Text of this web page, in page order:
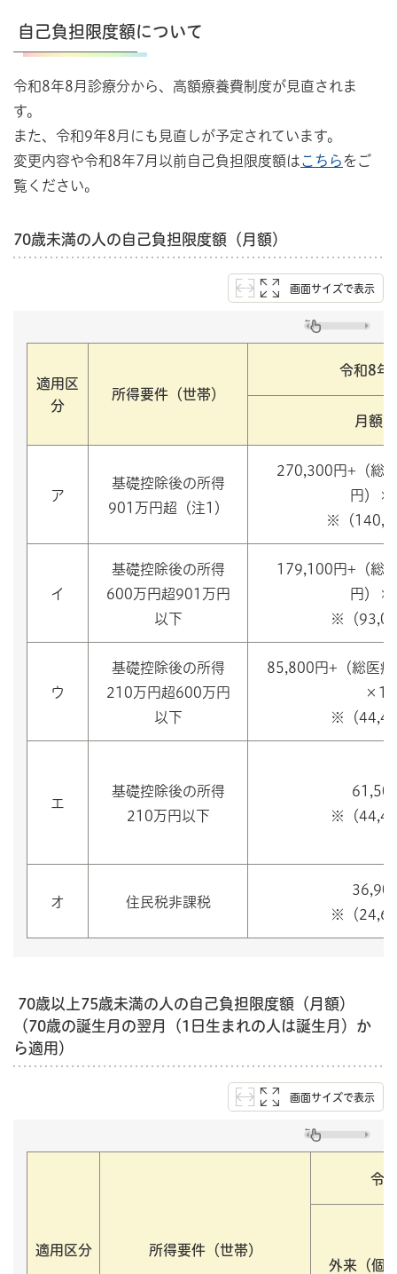
自己負担限度額について
令和8年8月診療分から、高額療養費制度が見直されま
す。
また、令和9年8月にも見直しが予定されています。
変更内容や令和8年7月以前自己負担限度額はこちらをご
覧ください。
70歳未満の人の自己負担限度額（月額）
画面サイズで表示
適用区
分
所得要件（世帯）
令和8年
月額
ア
基礎控除後の所得
901万円超（注1）
270,300円+（総
円）
※（
イ
基礎控除後の所得
600万円超901万円
以下
179,100円+（総
円）
※（
ウ
基礎控除後の所得
210万円超600万円
以下
85,800円+（総医
×1
※（
エ
基礎控除後の所得
210万円以下
※（
オ 住民税非課税
※（
70歳以上75歳未満の人の自己負担限度額（月額）
（70歳の誕生月の翌月（1日生まれの人は誕生月）か
ら適用）
画面サイズで表示
適用区分 所得要件（世帯）
令
外来（個